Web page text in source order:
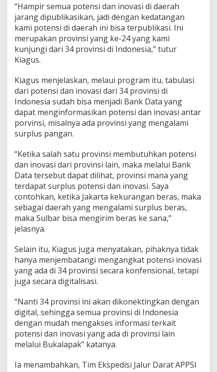
“Hampir semua potensi dan inovasi di daerah
jarang dipublikasikan, jadi dengan kedatangan
kami potensi di daerah ini bisa terpublikasi. Ini
merupakan provinsi yang ke-24 yang kami
kunjungi dari 34 provinsi di Indonesia,” tutur
Kiagus.
Kiagus menjelaskan, melaui program itu, tabulasi
dari potensi dan inovasi dari 34 provinsi di
Indonesia sudah bisa menjadi Bank Data yang
dapat menginformasikan potensi dan inovasi antar
porvinsi, misalnya ada provinsi yang mengalami
surplus pangan.
“Ketika salah satu provinsi membutuhkan potensi
dan inovasi dari provinsi lain, maka melalui Bank
Data tersebut dapat dilihat, provinsi mana yang
terdapat surplus potensi dan inovasi. Saya
contohkan, ketika Jakarta kekurangan beras, maka
sebagai daerah yang mengalami surplus beras,
maka Sulbar bisa mengirim beras ke sana,”
jelasnya.
Selain itu, Kiagus juga menyatakan, pihaknya tidak
hanya menjembatangi mengangkat potensi inovasi
yang ada di 34 provinsi secara konfensional, tetapi
juga secara digitalisasi.
“Nanti 34 provinsi ini akan dikonektingkan dengan
digital, sehingga semua provinsi di Indonesia
dengan mudah mengakses informasi terkait
potensi dan inovasi yang ada di provinsi lain
melalui Bukalapak” katanya.
Ia menambahkan, Tim Ekspedisi Jalur Darat APPSI